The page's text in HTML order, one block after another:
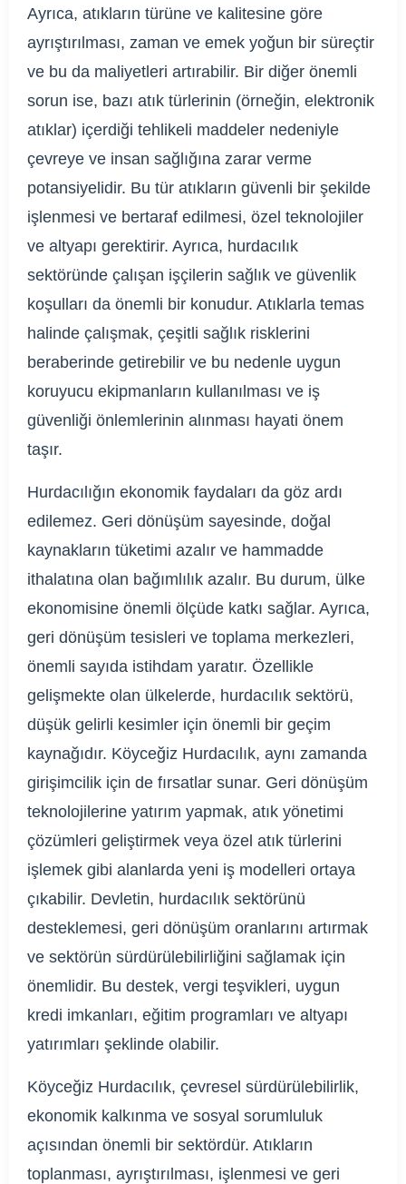
Ayrıca, atıkların türüne ve kalitesine göre
ayrıştırılması, zaman ve emek yoğun bir süreçtir
ve bu da maliyetleri artırabilir. Bir diğer önemli
sorun ise, bazı atık türlerinin (örneğin, elektronik
atıklar) içerdiği tehlikeli maddeler nedeniyle
çevreye ve insan sağlığına zarar verme
potansiyelidir. Bu tür atıkların güvenli bir şekilde
işlenmesi ve bertaraf edilmesi, özel teknolojiler
ve altyapı gerektirir. Ayrıca, hurdacılık
sektöründe çalışan işçilerin sağlık ve güvenlik
koşulları da önemli bir konudur. Atıklarla temas
halinde çalışmak, çeşitli sağlık risklerini
beraberinde getirebilir ve bu nedenle uygun
koruyucu ekipmanların kullanılması ve iş
güvenliği önlemlerinin alınması hayati önem
taşır.
Hurdacılığın ekonomik faydaları da göz ardı
edilemez. Geri dönüşüm sayesinde, doğal
kaynakların tüketimi azalır ve hammadde
ithalatına olan bağımlılık azalır. Bu durum, ülke
ekonomisine önemli ölçüde katkı sağlar. Ayrıca,
geri dönüşüm tesisleri ve toplama merkezleri,
önemli sayıda istihdam yaratır. Özellikle
gelişmekte olan ülkelerde, hurdacılık sektörü,
düşük gelirli kesimler için önemli bir geçim
kaynağıdır. Köyceğiz Hurdacılık, aynı zamanda
girişimcilik için de fırsatlar sunar. Geri dönüşüm
teknolojilerine yatırım yapmak, atık yönetimi
çözümleri geliştirmek veya özel atık türlerini
işlemek gibi alanlarda yeni iş modelleri ortaya
çıkabilir. Devletin, hurdacılık sektörünü
desteklemesi, geri dönüşüm oranlarını artırmak
ve sektörün sürdürülebilirliğini sağlamak için
önemlidir. Bu destek, vergi teşvikleri, uygun
kredi imkanları, eğitim programları ve altyapı
yatırımları şeklinde olabilir.
Köyceğiz Hurdacılık, çevresel sürdürülebilirlik,
ekonomik kalkınma ve sosyal sorumluluk
açısından önemli bir sektördür. Atıkların
toplanması, ayrıştırılması, işlenmesi ve geri